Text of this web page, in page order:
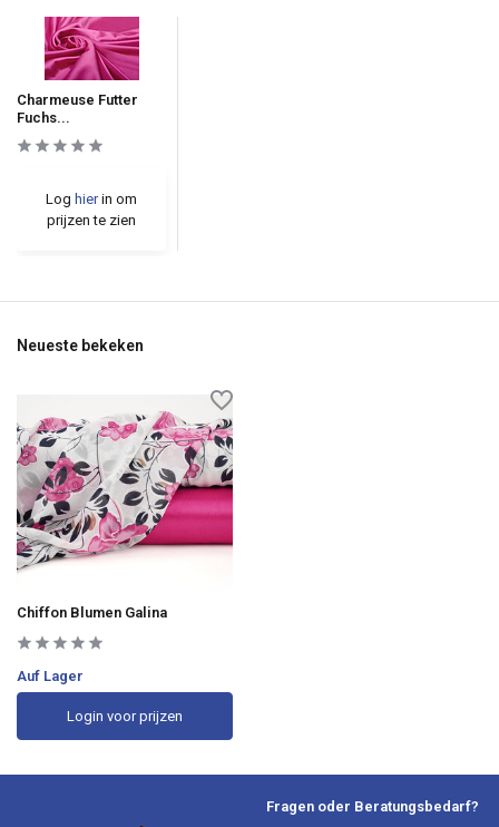
Charmeuse Futter
Fuchs...
Log hierin om
prijzen te zien
Neueste bekeken
Chiffon Blumen Galina
Auf Lager
Login voor prijzen
Fragen oder Beratungsbedarf?